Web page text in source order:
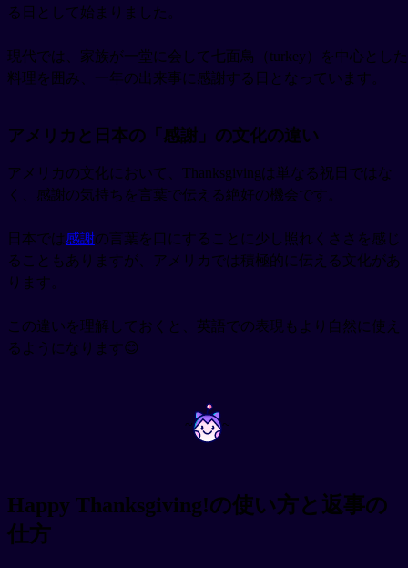
る日として始まりました。
現代では、家族が一堂に会して七面鳥（turkey）を中心とした
料理を囲み、一年の出来事に感謝する日となっています。
アメリカと日本の「感謝」の文化の違い
アメリカの文化において、Thanksgivingは単なる祝日ではな
く、感謝の気持ちを言葉で伝える絶好の機会です。
日本では感謝の言葉を口にすることに少し照れくささを感じ
ることもありますが、アメリカでは積極的に伝える文化があ
ります。
この違いを理解しておくと、英語での表現もより自然に使え
るようになります😊
~ ~
Happy Thanksgiving!の使い方と返事の
仕方